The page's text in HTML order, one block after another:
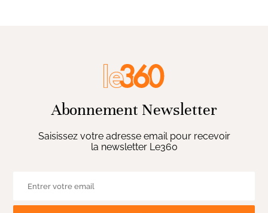
Abonnement Newsletter
Saisissez votre adresse email pour recevoir
la newsletter Le360